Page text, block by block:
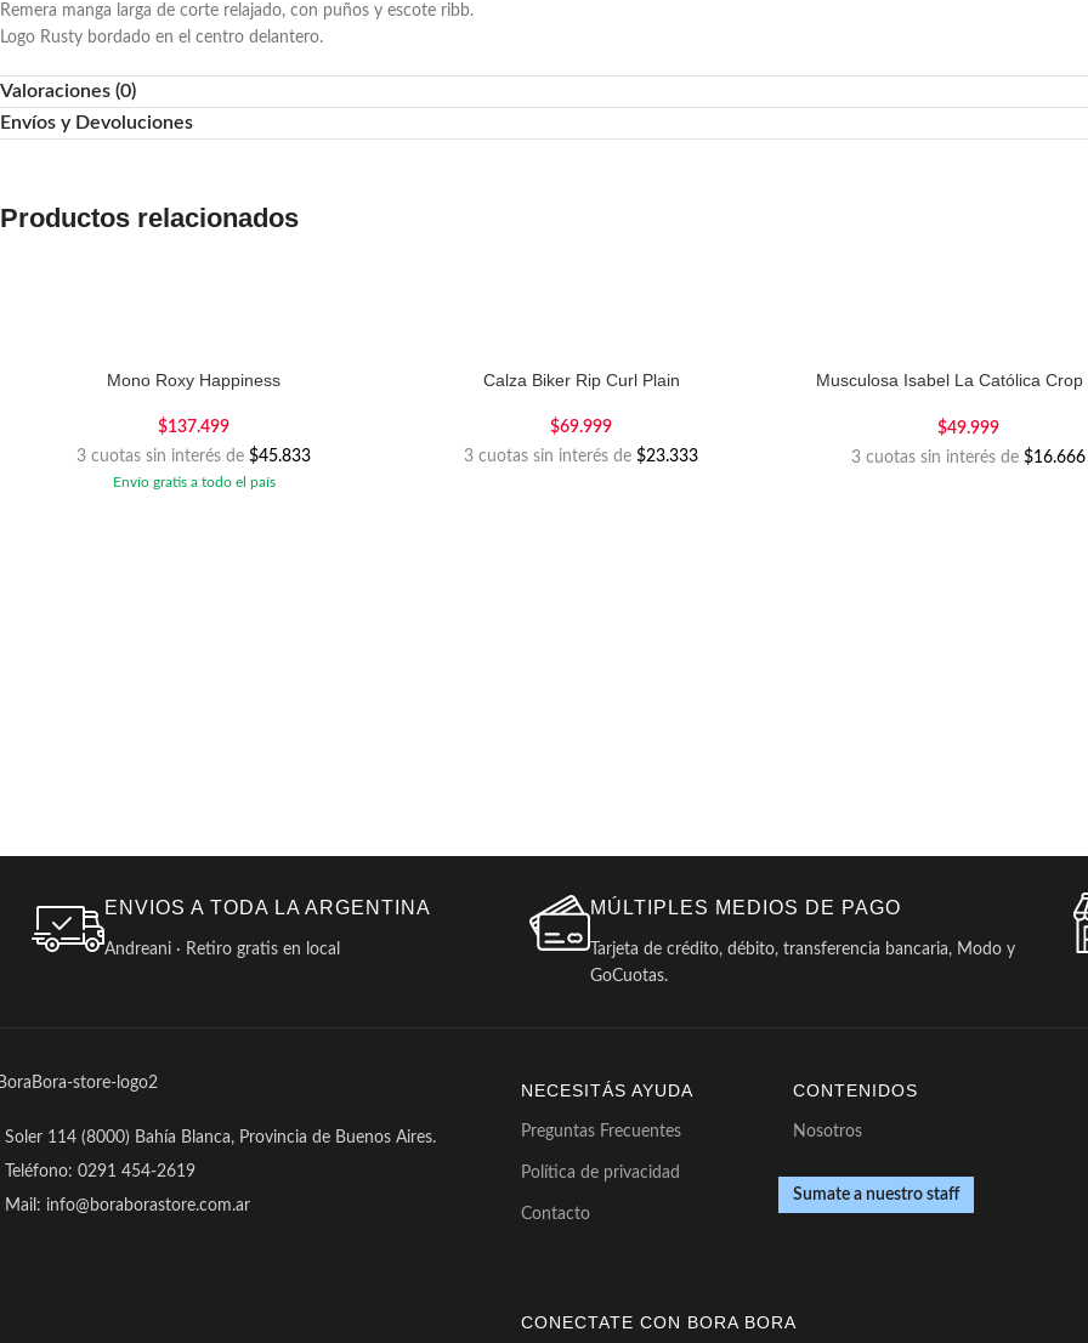
Remera manga larga de corte relajado, con puños y escote ribb.
Logo Rusty bordado en el centro delantero.
Valoraciones (0)
Envíos y Devoluciones
Productos relacionados
Mono Roxy Happiness
$137.499
3 cuotas sin interés de$45.833
Envío gratis a todo el país
Calza Biker Rip Curl Plain
$69.999
3 cuotas sin interés de$23.333
Musculosa Isabel La Católica Crop
$49.999
3 cuotas sin interés de$16.666
ENVIOS A TODA LA ARGENTINA
Andreani · Retiro gratis en local
MÚLTIPLES MEDIOS DE PAGO
Tarjeta de crédito, débito, transferencia bancaria, Modo y
GoCuotas.
Soler 114 (8000) Bahía Blanca, Provincia de Buenos Aires.
Teléfono: 0291 454-2619
Mail: info@boraborastore.com.ar
NECESITÁS AYUDA
Preguntas Frecuentes
Política de privacidad
Contacto
CONTENIDOS
Nosotros
Sumate a nuestro staff
CONECTATE CON BORA BORA